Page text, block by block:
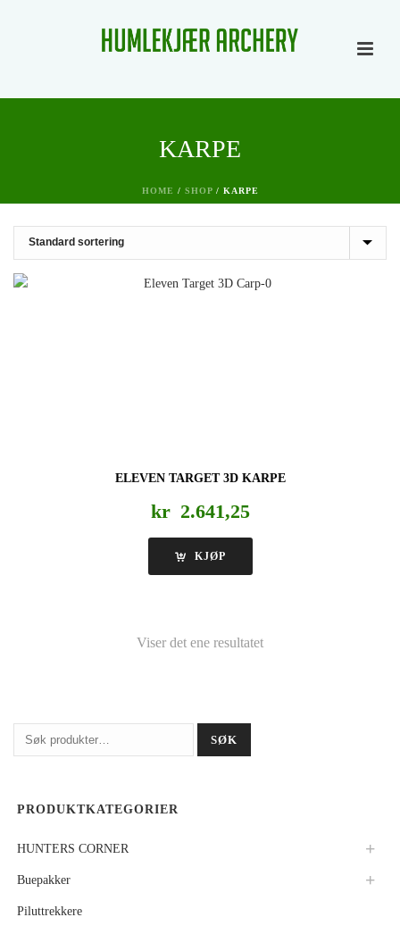
KARPE
HOME / SHOP/ KARPE
ELEVEN TARGET 3D KARPE
kr 2.641,25
KJØP
Viser det ene resultatet
Søk
etter:
SØK
PRODUKTKATEGORIER
HUNTERS CORNER
Buepakker
Piluttrekkere